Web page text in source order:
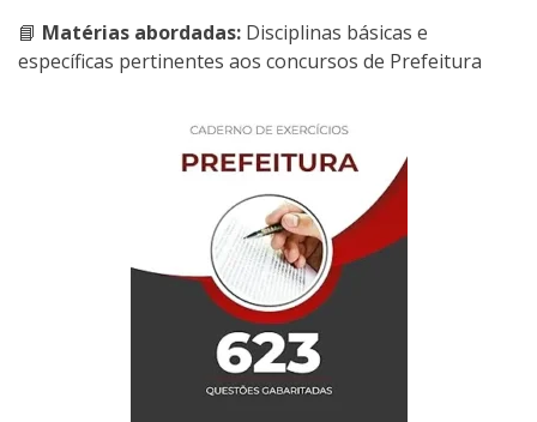
📘 Matérias abordadas: Disciplinas básicas e
específicas pertinentes aos concursos de Prefeitura